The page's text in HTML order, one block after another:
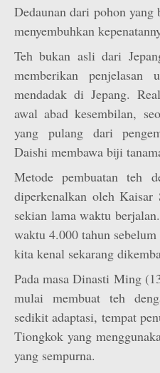
Dedaunan dari pohon
menyembuhkan
Teh bukan asli dari
memberikan penjelasan
mendadak di Jepang.
awal abad kesembilan,
yang pulang dari
Daishi membawa biji
Metode pembuatan teh
diperkenalkan oleh
sekian lama waktu
waktu 4.000 tahun
kita kenal sekarang
Pada masa Dinasti Ming
mulai membuat teh
sedikit adaptasi, tempat
Tiongkok yang
yang sempurna.